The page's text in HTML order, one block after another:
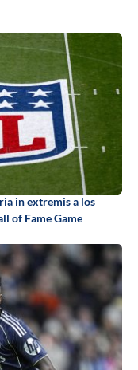
in extremis a los
of Fame Game